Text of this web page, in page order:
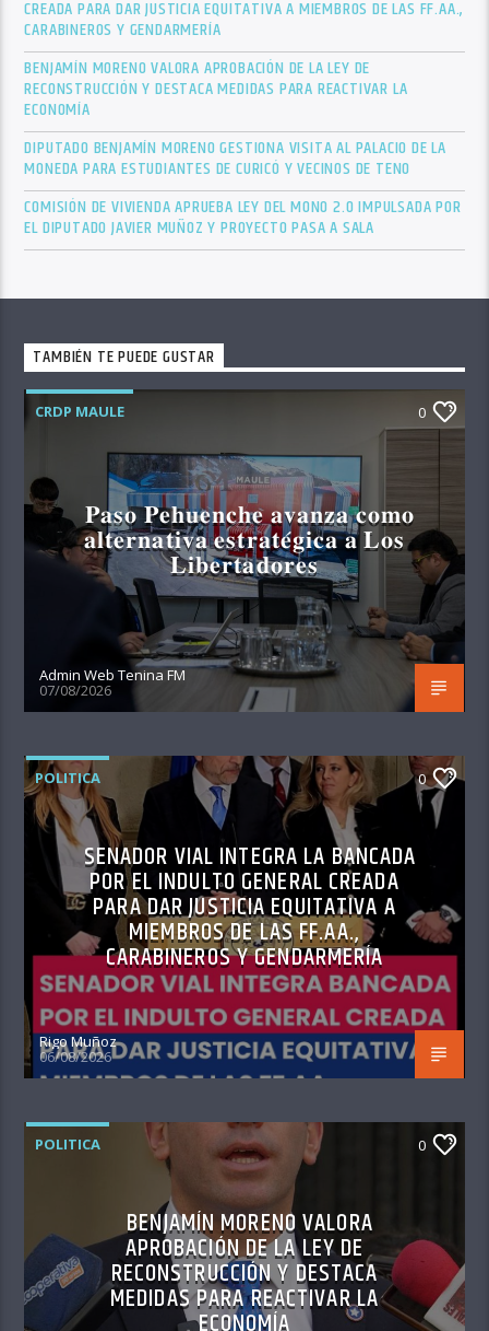
CREADA PARA DAR JUSTICIA EQUITATIVA A MIEMBROS DE LAS FF.AA.,
CARABINEROS Y GENDARMERÍA
BENJAMÍN MORENO VALORA APROBACIÓN DE LA LEY DE
RECONSTRUCCIÓN Y DESTACA MEDIDAS PARA REACTIVAR LA
ECONOMÍA
DIPUTADO BENJAMÍN MORENO GESTIONA VISITA AL PALACIO DE LA
MONEDA PARA ESTUDIANTES DE CURICÓ Y VECINOS DE TENO
COMISIÓN DE VIVIENDA APRUEBA LEY DEL MONO 2.0 IMPULSADA POR
EL DIPUTADO JAVIER MUÑOZ Y PROYECTO PASA A SALA
TAMBIÉN TE PUEDE GUSTAR
CRDP MAULE 0
𝐏𝐚𝐬𝐨 𝐏𝐞𝐡𝐮𝐞𝐧𝐜𝐡𝐞 𝐚𝐯𝐚𝐧𝐳𝐚 𝐜𝐨𝐦𝐨
𝐚𝐥𝐭𝐞𝐫𝐧𝐚𝐭𝐢𝐯𝐚 𝐞𝐬𝐭𝐫𝐚𝐭𝐞́𝐠𝐢𝐜𝐚 𝐚 𝐋𝐨𝐬
𝐋𝐢𝐛𝐞𝐫𝐭𝐚𝐝𝐨𝐫𝐞𝐬
Admin Web Tenina FM
07/08/2026
POLITICA 0
SENADOR VIAL INTEGRA LA BANCADA
POR EL INDULTO GENERAL CREADA
PARA DAR JUSTICIA EQUITATIVA A
MIEMBROS DE LAS FF.AA.,
CARABINEROS Y GENDARMERÍA
Rigo Muñoz
06/08/2026
POLITICA 0
BENJAMÍN MORENO VALORA
APROBACIÓN DE LA LEY DE
RECONSTRUCCIÓN Y DESTACA
MEDIDAS PARA REACTIVAR LA